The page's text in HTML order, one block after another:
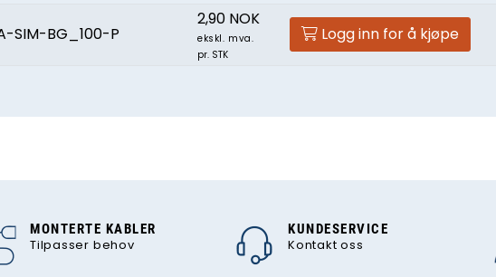
SIM-BG_100-P
2,90 NOK
ekskl. mva.
pr. STK
Logg inn for å kjøpe
MONTERTE KABLER
Tilpasser behov
KUNDESERVICE
Kontakt oss